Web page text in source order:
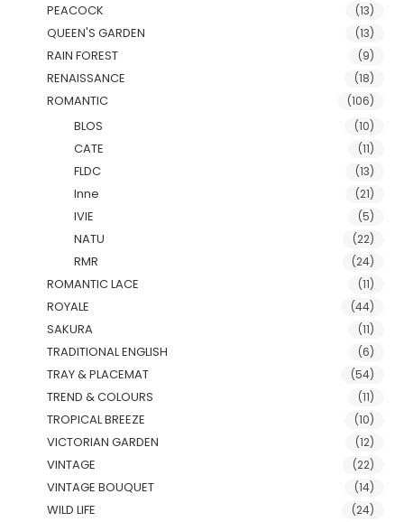
PEACOCK (13)
QUEEN'S GARDEN (13)
RAIN FOREST (9)
RENAISSANCE (18)
ROMANTIC (106)
BLOS (10)
CATE (11)
FLDC (13)
Inne (21)
IVIE (5)
NATU (22)
RMR (24)
ROMANTIC LACE (11)
ROYALE (44)
SAKURA (11)
TRADITIONAL ENGLISH (6)
TRAY & PLACEMAT (54)
TREND & COLOURS (11)
TROPICAL BREEZE (10)
VICTORIAN GARDEN (12)
VINTAGE (22)
VINTAGE BOUQUET (14)
WILD LIFE (24)